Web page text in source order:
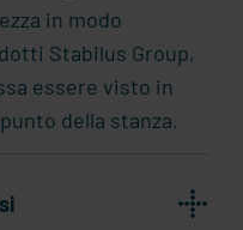
in modo
Stabilus Group,
essere visto in
della stanza.